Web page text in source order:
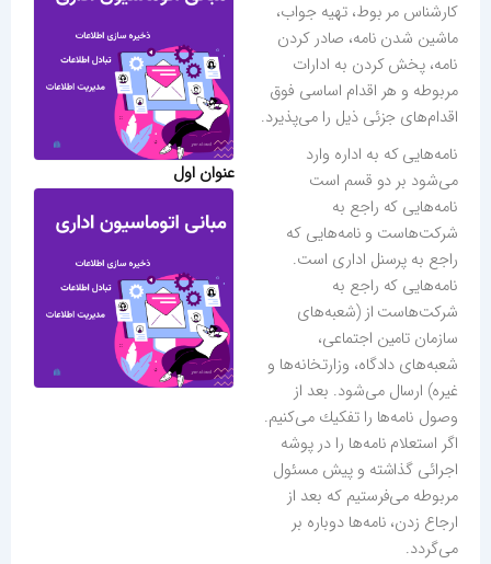
كارشناس مر بوط، تهیه جواب،
ماشین شدن نامه، صادر كردن
نامه، پخش كردن به ادارات
مربوطه و هر اقدام اساسی فوق
اقدام‌های جزئی ذیل را می‌پذیرد.
نامه‌هایی كه به اداره وارد
می‌شود بر دو قسم است
نامه‌هایی كه راجع به
شركت‌هاست و نامه‌هایی كه
راجع به پرسنل اداری است.
نامه‌هایی كه راجع به
شركت‌هاست از (شعبه‌های
سازمان تامین اجتماعی،
شعبه‌های دادگاه، وزارتخانه‌ها و
غیره) ارسال می‌شود. بعد از
وصول نامه‌ها را تفكیك می‌كنیم.
اگر استعلام نامه‌ها را در پوشه
اجرائی گذاشته و پیش مسئول
مربوطه می‌فرستیم كه بعد از
ارجاع زدن، نامه‌ها دوباره بر
می‌گردد.
عنوان اول